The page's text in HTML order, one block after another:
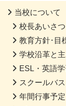
当校について
校長あいさつ
教育方針･目
学校沿革と
ESL・英語
スクールバス
年間行事予定